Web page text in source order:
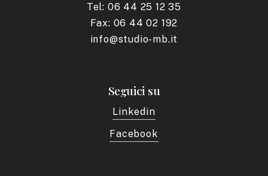
Tel: 06 44 25 12 35
Fax: 06 44 02 192
info@studio-mb.it
Seguici su
Linkedin
Facebook